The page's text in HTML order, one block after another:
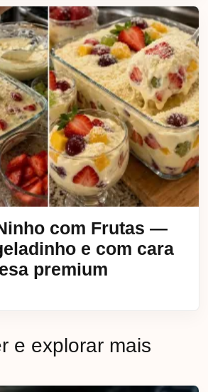
com Frutas —
e com cara
premium
e explorar mais